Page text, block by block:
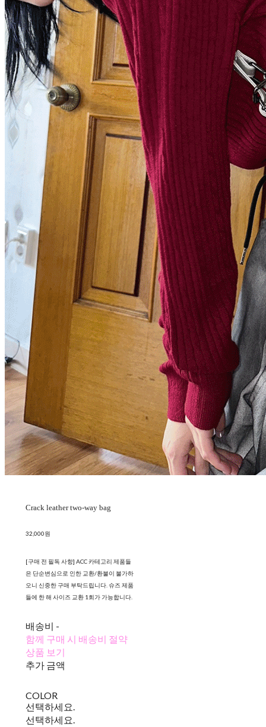
Crack leather two-way bag
32,000원
[구매 전 필독 사항] ACC 카테고리 제품들
은 단순변심으로 인한 교환/환불이 불가하
오니 신중한 구매 부탁드립니다. 슈즈 제품
들에 한 해 사이즈 교환 1회가 가능합니다.
배송비 -
함께 구매 시 배송비 절약
상품 보기
추가 금액
COLOR
선택하세요.
선택하세요.